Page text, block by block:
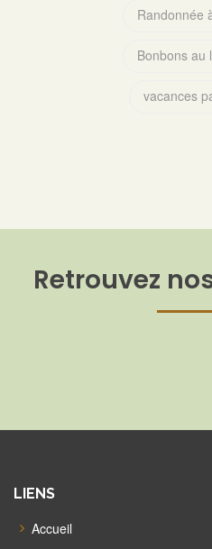
Randonnée
Bonbons au
vacances
Retrouvez
LIENS
Accueil